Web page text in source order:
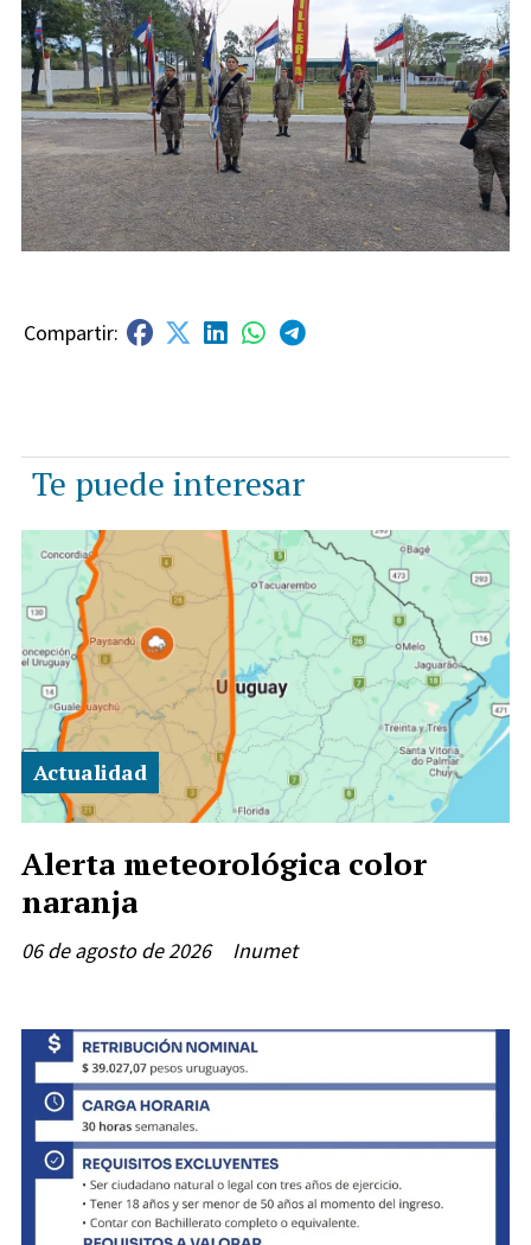
Te puede interesar
Alerta meteorológica color
naranja
Inumet
Actualidad
06 de agosto de 2026